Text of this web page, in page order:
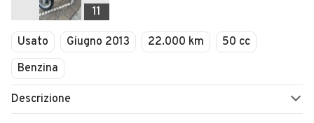
11
Usato Giugno 2013 22.000 km
50 cc
Benzina
Descrizione